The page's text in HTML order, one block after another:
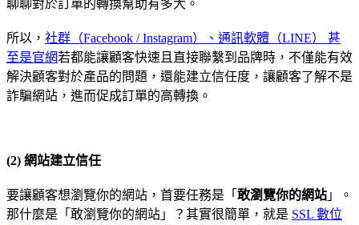
聊聊對於訂單的轉換幫助有多大。
所以， 社群（Facebook / Instagram）、通訊軟體（LINE） 甚
至是官網若都能讓顧客快速且直接聯繫到品牌時，不僅能有效
解決顧客對於產品的問題，還能建立信任度，讓顧客了解不是
詐騙網站，進而促成訂單的高轉換。
(2) 網站建立信任
要讓顧客想瀏覽你的網站，首要任務是「 敢瀏覽你的網站 」。
那什麼是「敢瀏覽你的網站」？其實很簡單，就是 SSL 數位